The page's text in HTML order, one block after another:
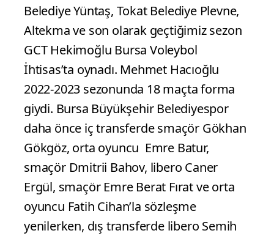
Belediye Yüntaş, Tokat Belediye Plevne,
Altekma ve son olarak geçtiğimiz sezon
GCT Hekimoğlu Bursa Voleybol
İhtisas’ta oynadı. Mehmet Hacıoğlu
2022-2023 sezonunda 18 maçta forma
giydi. Bursa Büyükşehir Belediyespor
daha önce iç transferde smaçör Gökhan
Gökgöz, orta oyuncu Emre Batur,
smaçör Dmitrii Bahov, libero Caner
Ergül, smaçör Emre Berat Fırat ve orta
oyuncu Fatih Cihan’la sözleşme
yenilerken, dış transferde libero Semih